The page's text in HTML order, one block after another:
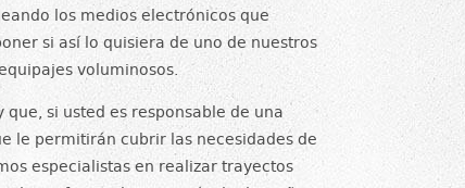
los medios electrónicos que
si así lo quisiera de uno de nuestros
voluminosos.
que, si usted es responsable de una
le permitirán cubrir las necesidades de
especialistas en realizar trayectos